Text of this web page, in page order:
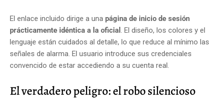
El enlace incluido dirige a una página de inicio de sesión
prácticamente idéntica a la oficial . El diseño, los colores y el
lenguaje están cuidados al detalle, lo que reduce al mínimo las
señales de alarma. El usuario introduce sus credenciales
convencido de estar accediendo a su cuenta real.
El verdadero peligro: el robo silencioso